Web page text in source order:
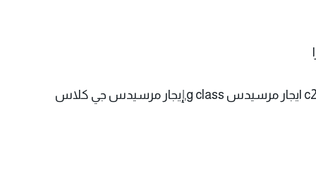
-bmw سيارات عديده متوفر لدي الشركة ونقدم خدمة تزين سيارات لراحة العميل .ايجار مرسيدس c180,ايجار مرسيدس c200 ايجار مرسيدس g class,إيجار مرسيدس جي كلاس